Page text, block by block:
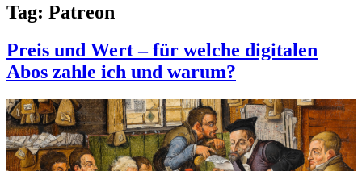
Tag: Patreon
Preis und Wert – für welche digitalen
Abos zahle ich und warum?